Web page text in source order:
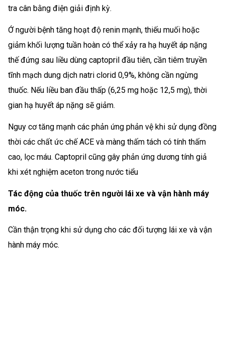
tra cân bằng điện giải định kỳ.
Ớ người bệnh tăng hoạt độ renin mạnh, thiếu muối hoặc
giảm khối lượng tuần hoàn có thể xảy ra hạ huyết áp nặng
thế đứng sau liều dùng captopril đầu tiên, cần tiêm truyền
tĩnh mạch dung dịch natri clorid 0,9%, không cần ngừng
thuốc. Nếu liều ban đầu thấp (6,25 mg hoặc 12,5 mg), thời
gian hạ huyết áp nặng sẽ giảm.
Nguy cơ tăng mạnh các phản ứng phản vệ khi sử dụng đồng
thời các chất ức chế ACE và màng thấm tách có tính thấm
cao, lọc máu. Captopril cũng gây phản ứng dương tính giả
khi xét nghiệm aceton trong nước tiểu
Tác động của thuốc trên người lái xe và vận hành máy
móc.
Cần thận trọng khi sử dụng cho các đối tượng lái xe và vận
hành máy móc.